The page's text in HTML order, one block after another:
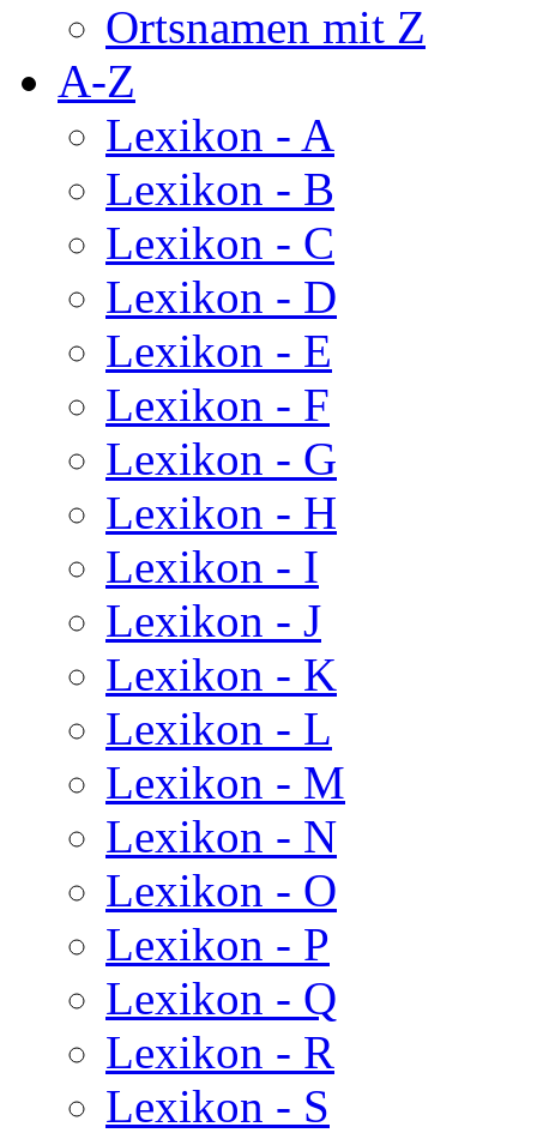
Ortsnamen mit Z
A-Z
Lexikon - A
Lexikon - B
Lexikon - C
Lexikon - D
Lexikon - E
Lexikon - F
Lexikon - G
Lexikon - H
Lexikon - I
Lexikon - J
Lexikon - K
Lexikon - L
Lexikon - M
Lexikon - N
Lexikon - O
Lexikon - P
Lexikon - Q
Lexikon - R
Lexikon - S